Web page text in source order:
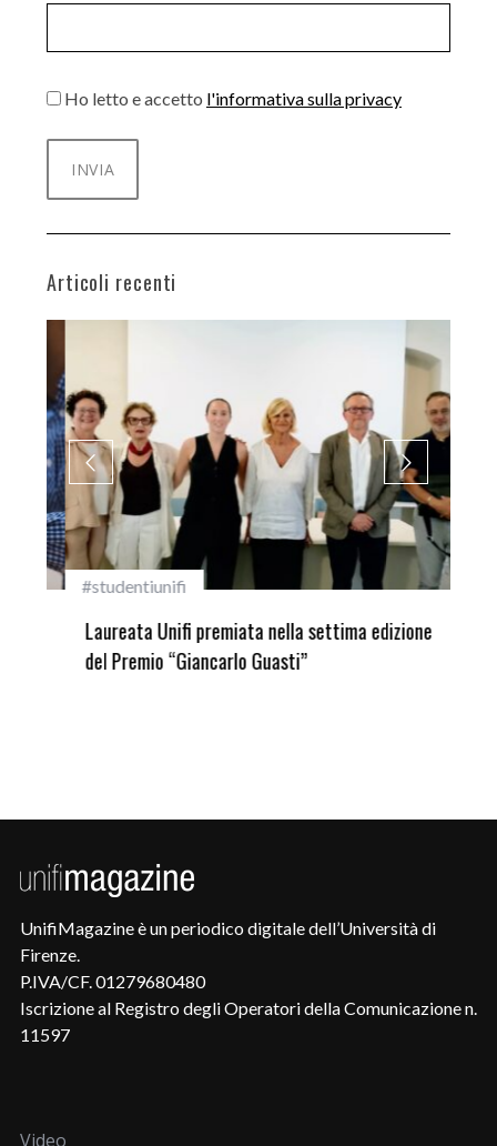
Ho letto e accetto l'informativa sulla privacy
Articoli recenti
#studentiunifi
Laureata Unifi premiata nella settima edizione
del Premio “Giancarlo Guasti”
UnifiMagazine è un periodico digitale dell’Università di
Firenze.
P.IVA/CF. 01279680480
Iscrizione al Registro degli Operatori della Comunicazione n.
11597
Video